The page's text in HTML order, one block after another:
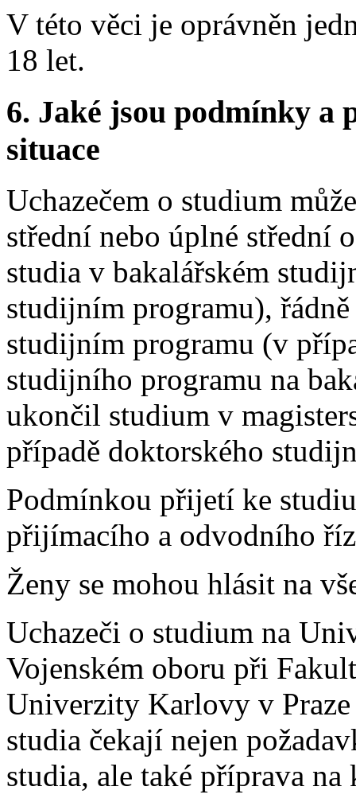
V této věci je oprávněn
18 let.
6. Jaké jsou podmínky a
situace
Uchazečem o studium
střední nebo úplné střední
studia v bakalářském
studijním programu),
studijním programu (v
studijního programu na
ukončil studium v
případě doktorského
Podmínkou přijetí ke
přijímacího a odvodního
Ženy se mohou hlásit na
Uchazeči o studium na
Vojenském oboru při
Univerzity Karlovy v
studia čekají nejen
studia, ale také příprava